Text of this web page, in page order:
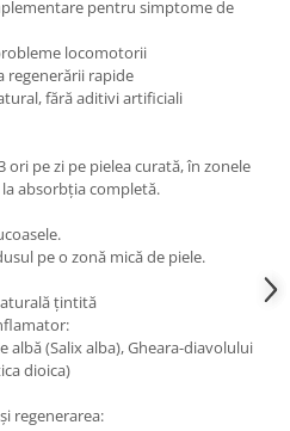
pentru simptome de
locomotorii
regenerării rapide
fără aditivi artificiali
pe zi pe pielea curată, în zonele
absorbția completă.
pe o zonă mică de piele.
țintită
albă (Salix alba), Gheara-diavolului
dioica)
regenerarea: